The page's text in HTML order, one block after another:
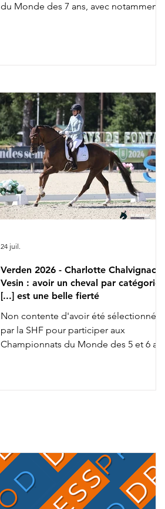
du Monde des 7 ans, avec notamment :
9h58 : Charlotte Dujardin & Secret Agent
des Paluds 11h28 : Dinja van Liere & Red
Viper 13h14 : Jeanna Hogberg &
Severucci HT 13h22 : Leonie Richter &
Glamdale WP Liste de départ complète
ICI
Verden 2026 - Charlotte Chalvignac
Vesin : avoir un cheval par catégorie
[...] est une belle fierté
Non contente d'avoir été sélectionnée
par la SHF pour participer aux
Championnats du Monde des 5 et 6 ans
Chalvignac et Jean Vesin prendront
dans quelques jours la route de
l'Allemagne avec 1 cheval par catégo
24 juil.